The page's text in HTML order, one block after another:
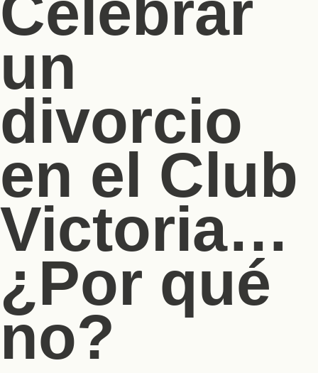
un
divorcio
en el Club
Victoria…
¿Por qué
no?